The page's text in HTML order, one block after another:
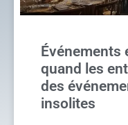
Événements
quand les
des
insolites